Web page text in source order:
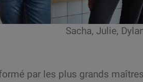
Sacha, Julie,
par les plus grands